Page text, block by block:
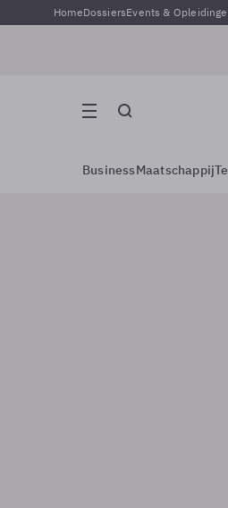
HomeDossiersEvents &
BusinessMaatschappij